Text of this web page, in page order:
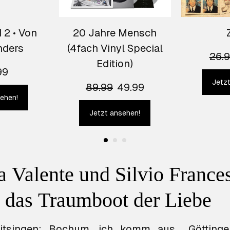
• Von
20 Jahre Mensch
(4fach Vinyl Special
Edition)
89.99 49.99
Jetzt ansehen!
Valente und Silvio
Traumboot der Liebe